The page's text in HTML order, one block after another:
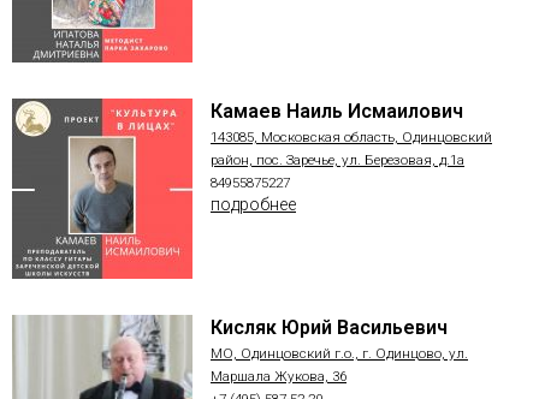
Камаев Наиль Исмаилович
143085, Московская область, Одинцовский
район, пос. Заречье, ул. Березовая, д.1а
84955875227
подробнее
Кисляк Юрий Васильевич
МО, Одинцовский г.о., г. Одинцово, ул.
Маршала Жукова, 36